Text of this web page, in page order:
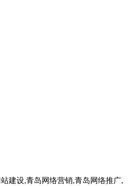
建设,青岛网络营销,青岛网络推广,